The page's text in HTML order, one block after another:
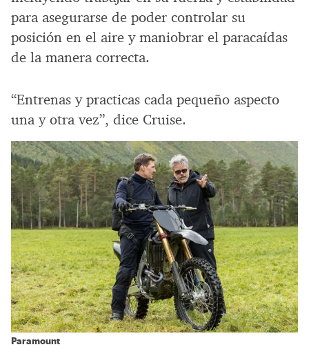
para asegurarse de poder controlar su
posición en el aire y maniobrar el paracaídas
de la manera correcta.
“Entrenas y practicas cada pequeño aspecto
una y otra vez”, dice Cruise.
Paramount